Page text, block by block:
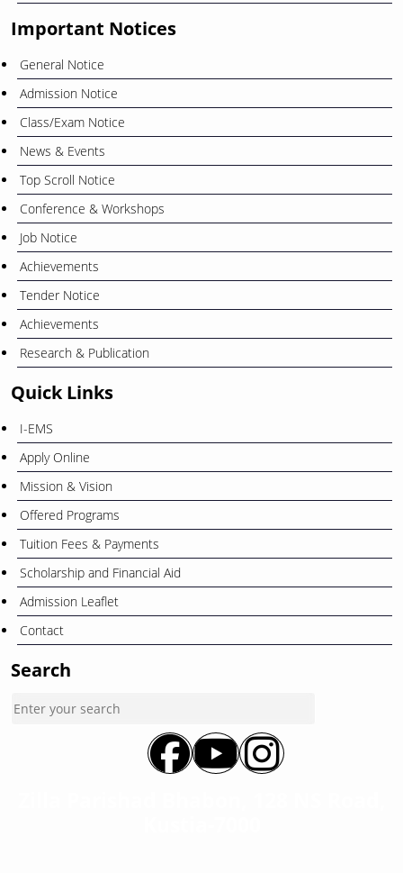
Important Notices
General Notice
Admission Notice
Class/Exam Notice
News & Events
Top Scroll Notice
Conference & Workshops
Job Notice
Achievements
Tender Notice
Achievements
Research & Publication
Quick Links
I-EMS
Apply Online
Mission & Vision
Offered Programs
Tuition Fees & Payments
Scholarship and Financial Aid
Admission Leaflet
Contact
Search